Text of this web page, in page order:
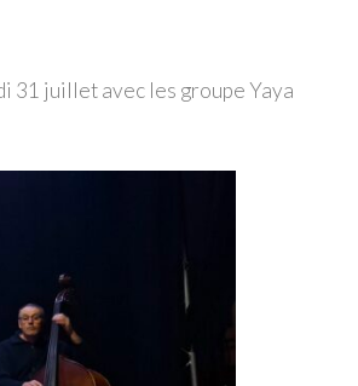
31 juillet avec les groupe Yaya